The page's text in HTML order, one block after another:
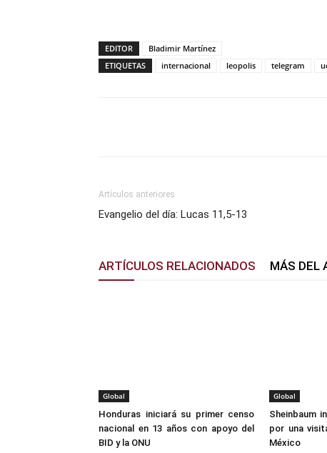
EDITOR
Bladimir Martínez
ETIQUETAS
internacional leopolis telegram
Artículos anteriores
Evangelio del día: Lucas 11,5-13
ARTÍCULOS RELACIONADOS MÁS DEL
Global
Honduras iniciará su primer censo
nacional en 13 años con apoyo del
BID y la ONU
Global
Sheinbaum
por una
México